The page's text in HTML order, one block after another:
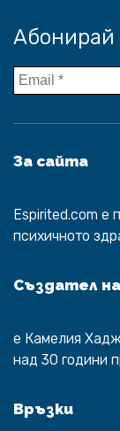
Абонирай
За сайта
Espirited.com e
психичното
Създател
е Камелия
над 30 години
Връзки